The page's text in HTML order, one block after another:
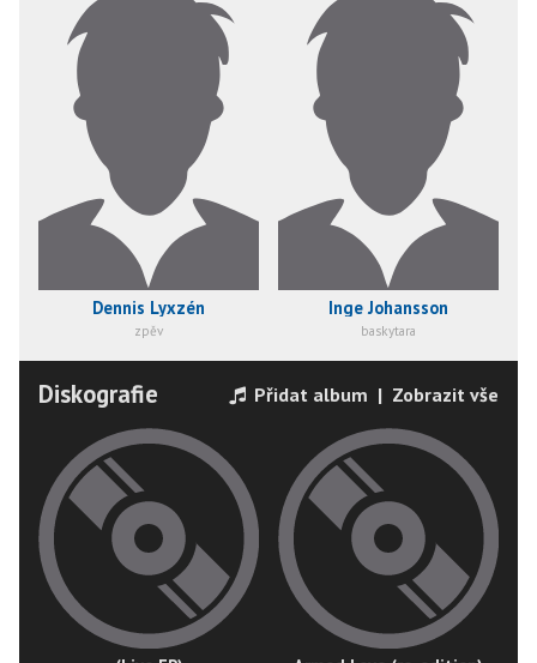
Dennis Lyxzén
zpěv
Inge Johansson
baskytara
Diskografie Přidat album | Zobrazit vše